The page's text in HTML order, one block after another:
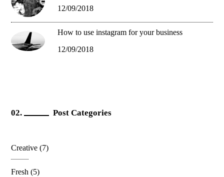
12/09/2018
How to use instagram for your business
12/09/2018
Post Categories
Creative (7)
Fresh (5)